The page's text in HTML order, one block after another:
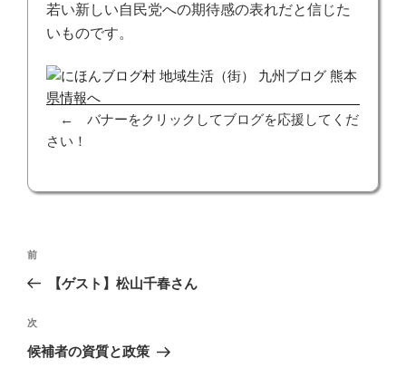
若い新しい自民党への期待感の表れだと信じた
いものです。
← バナーをクリックしてブログを応援してくだ
さい！
投
ビ
ゲ
前
の
稿
前
【ゲスト】松山千春さん
次
の
次
候補者の資質と政策